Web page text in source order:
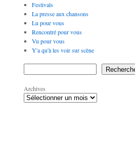
Festivals
La presse aux chansons
Lu pour vous
Rencontré pour vous
Vu pour vous
Y'a qu'à les voir sur scène
Rechercher
Archives